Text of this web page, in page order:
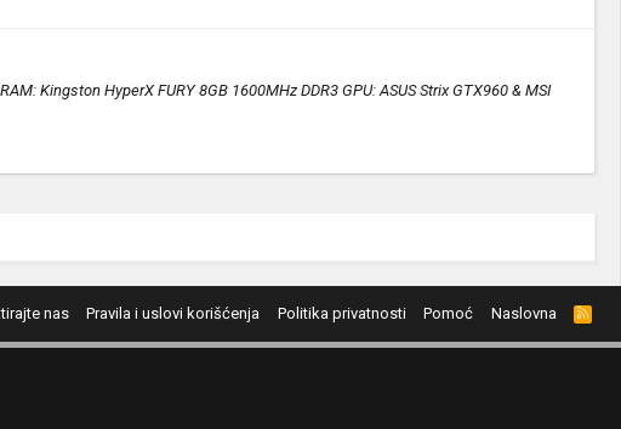
Kingston HyperX FURY 8GB 1600MHz DDR3 GPU: ASUS Strix GTX960 & MSI
nas Pravila i uslovi korišćenja Politika privatnosti Pomoć Naslovna
R
S
S